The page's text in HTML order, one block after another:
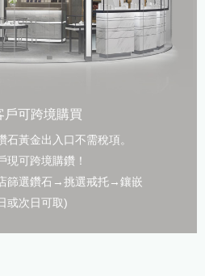
戶可跨境購買
石黃金出入口不需稅項。
現可跨境購鑽！
篩選鑽石→挑選戒托→鑲嵌
或次日可取)